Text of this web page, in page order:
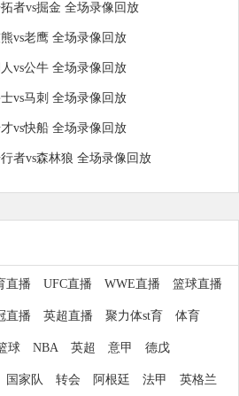
者vs掘金 全场录像回放
vs老鹰 全场录像回放
vs公牛 全场录像回放
vs马刺 全场录像回放
vs快船 全场录像回放
者vs森林狼 全场录像回放
直播 UFC直播 WWE直播 篮球直播
直播 英超直播 聚力体st育 体育
球 NBA 英超 意甲 德戊
国家队 转会 阿根廷 法甲 英格兰